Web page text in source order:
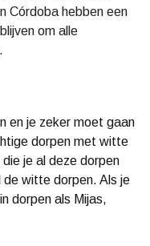
Córdoba hebben een
om alle
en je zeker moet gaan
dorpen met witte
je al deze dorpen
de witte dorpen. Als je
dorpen als Mijas,